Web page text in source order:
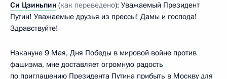
Си Цзиньпин (как переведено): Уважаемый Президент
Путин! Уважаемые друзья из прессы! Дамы и господа!
Здравствуйте!
Накануне 9 Мая, Дня Победы в мировой войне против
фашизма, мне доставляет огромную радость
по приглашению Президента Путина прибыть в Москву для